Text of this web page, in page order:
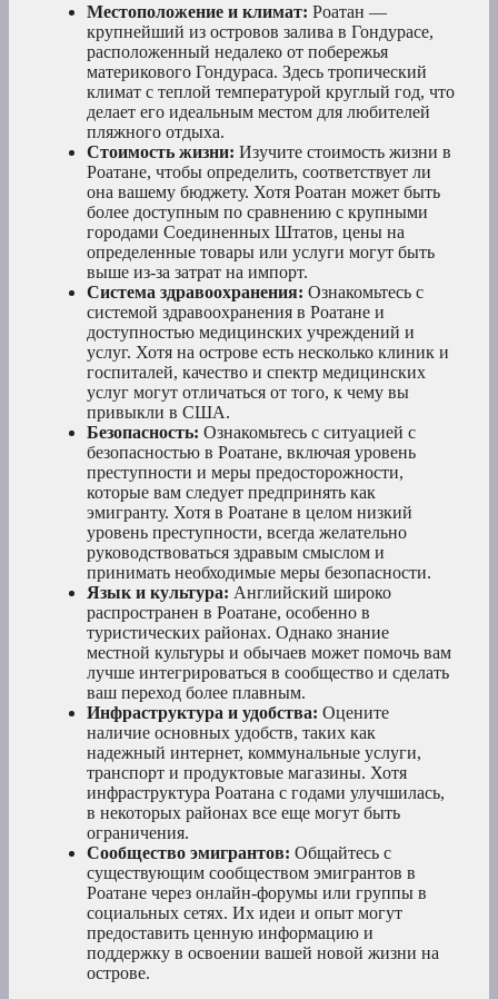
Местоположение и климат: Роатан —
крупнейший из островов залива в Гондурасе,
расположенный недалеко от побережья
материкового Гондураса. Здесь тропический
климат с теплой температурой круглый год, что
делает его идеальным местом для любителей
пляжного отдыха.
Стоимость жизни: Изучите стоимость жизни в
Роатане, чтобы определить, соответствует ли
она вашему бюджету. Хотя Роатан может быть
более доступным по сравнению с крупными
городами Соединенных Штатов, цены на
определенные товары или услуги могут быть
выше из-за затрат на импорт.
Система здравоохранения: Ознакомьтесь с
системой здравоохранения в Роатане и
доступностью медицинских учреждений и
услуг. Хотя на острове есть несколько клиник и
госпиталей, качество и спектр медицинских
услуг могут отличаться от того, к чему вы
привыкли в США.
Безопасность: Ознакомьтесь с ситуацией с
безопасностью в Роатане, включая уровень
преступности и меры предосторожности,
которые вам следует предпринять как
эмигранту. Хотя в Роатане в целом низкий
уровень преступности, всегда желательно
руководствоваться здравым смыслом и
принимать необходимые меры безопасности.
Язык и культура: Английский широко
распространен в Роатане, особенно в
туристических районах. Однако знание
местной культуры и обычаев может помочь вам
лучше интегрироваться в сообщество и сделать
ваш переход более плавным.
Инфраструктура и удобства: Оцените
наличие основных удобств, таких как
надежный интернет, коммунальные услуги,
транспорт и продуктовые магазины. Хотя
инфраструктура Роатана с годами улучшилась,
в некоторых районах все еще могут быть
ограничения.
Сообщество эмигрантов: Общайтесь с
существующим сообществом эмигрантов в
Роатане через онлайн-форумы или группы в
социальных сетях. Их идеи и опыт могут
предоставить ценную информацию и
поддержку в освоении вашей новой жизни на
острове.